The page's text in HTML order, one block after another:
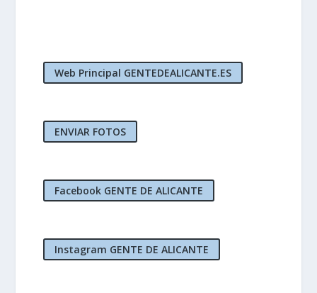
Web Principal GENTEDEALICANTE.ES
ENVIAR FOTOS
Facebook GENTE DE ALICANTE
Instagram GENTE DE ALICANTE